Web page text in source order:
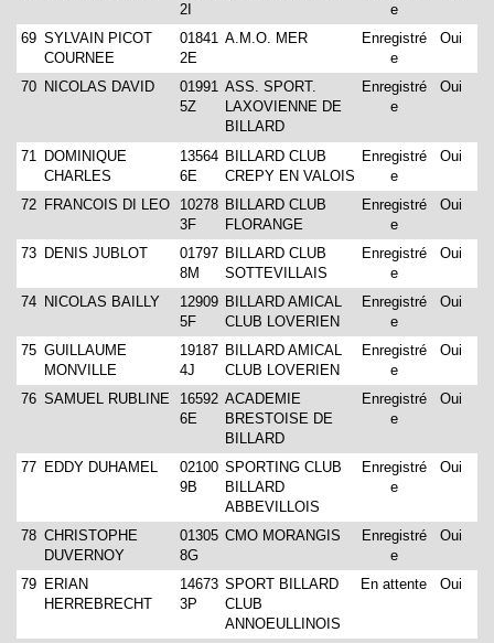
2I
e
69 SYLVAIN PICOT
COURNEE
01841
2E
A.M.O. MER
Enregistré
e
Oui
70 NICOLAS DAVID
01991
5Z
ASS. SPORT.
LAXOVIENNE DE
BILLARD
Enregistré
e
Oui
71
DOMINIQUE
CHARLES
13564
6E
BILLARD CLUB
CREPY EN VALOIS
Enregistré
e
Oui
72 FRANCOIS DI LEO
10278
3F
BILLARD CLUB
FLORANGE
Enregistré
e
Oui
73 DENIS JUBLOT
01797
8M
BILLARD CLUB
SOTTEVILLAIS
Enregistré
e
Oui
74 NICOLAS BAILLY
12909
5F
BILLARD AMICAL
CLUB LOVERIEN
Enregistré
e
Oui
75 GUILLAUME
MONVILLE
19187
4J
BILLARD AMICAL
CLUB LOVERIEN
Enregistré
e
Oui
76 SAMUEL RUBLINE
16592
6E
ACADEMIE
BRESTOISE DE
BILLARD
Enregistré
e
Oui
77 EDDY DUHAMEL
02100
9B
SPORTING CLUB
BILLARD
ABBEVILLOIS
Enregistré
e
Oui
78 CHRISTOPHE
DUVERNOY
01305
8G
CMO MORANGIS
Enregistré
e
Oui
79 ERIAN
HERREBRECHT
14673
3P
SPORT BILLARD
CLUB
ANNOEULLINOIS
En attente Oui